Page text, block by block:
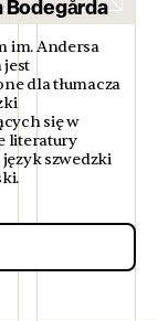
Bodegårda
im. Andersa
jest
dla tłumacza
się w
literatury
szwedzki